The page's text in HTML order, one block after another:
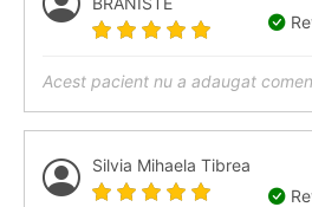
Acest pacient nu a adaugat
Silvia Mihaela Tibrea